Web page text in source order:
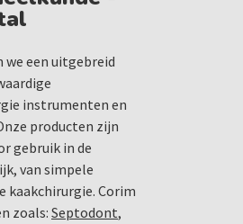
we een uitgebreid
instrumenten en
producten zijn
gebruik in de
van simpele
Corim
zoals: Septodont,